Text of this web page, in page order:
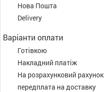
Нова Пошта
Delivery
Варіанти оплати
Готівкою
Накладний платіж
На розрахунковий рахунок
передплата на доставку